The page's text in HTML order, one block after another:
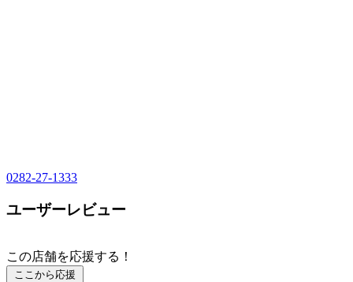
0282-27-1333
ユーザーレビュー
この店舗を応援する！
ここから応援